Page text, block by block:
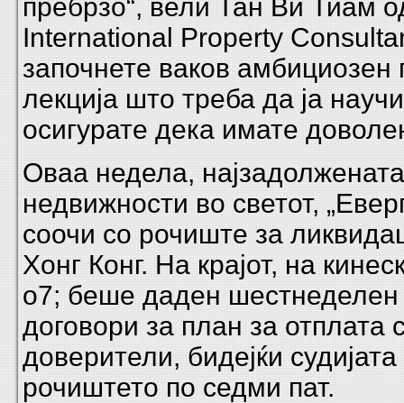
пребрзо“, вели Тан Ви Тиам
International Property
започнете ваков амбициозен
лекција што треба да ја
осигурате дека имате
Оваа недела,
недвижности во светот,
соочи со рочиште за
Хонг Конг. На крајот, на
o7; беше даден шестнеделен
договори за план за отплата
доверители, бидејќи
рочиштето по седми пат.